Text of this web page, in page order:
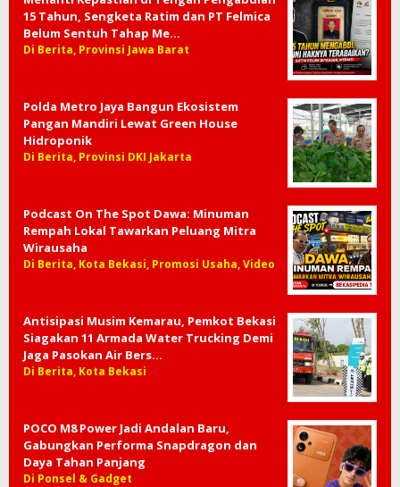
15 Tahun, Sengketa Ratim dan PT Felmica
Belum Sentuh Tahap Me…
Di Berita, Provinsi Jawa Barat
Polda Metro Jaya Bangun Ekosistem
Pangan Mandiri Lewat Green House
Hidroponik
Di Berita, Provinsi DKI Jakarta
Podcast On The Spot Dawa: Minuman
Rempah Lokal Tawarkan Peluang Mitra
Wirausaha
Di Berita, Kota Bekasi, Promosi Usaha, Video
Antisipasi Musim Kemarau, Pemkot Bekasi
Siagakan 11 Armada Water Trucking Demi
Jaga Pasokan Air Bers…
Di Berita, Kota Bekasi
POCO M8 Power Jadi Andalan Baru,
Gabungkan Performa Snapdragon dan
Daya Tahan Panjang
Di Ponsel & Gadget